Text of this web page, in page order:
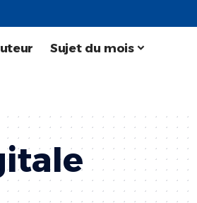
Sujet du mois